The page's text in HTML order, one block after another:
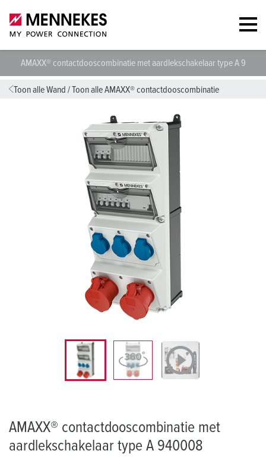
AMAXX® contactdooscombinatie met aardlekschakelaar type A
Toon alle Wand /Toon alle AMAXX® contactdooscombinatie
AMAXX® contactdooscombinatie met
aardlekschakelaar type A 940008